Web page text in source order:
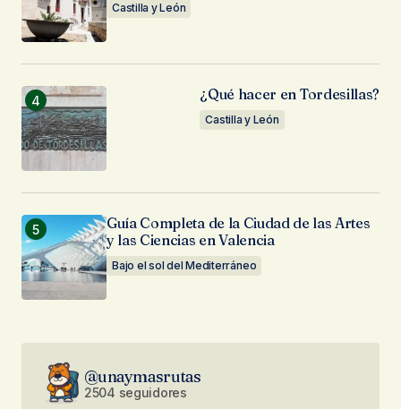
Castilla y León
¿Qué hacer en Tordesillas?
Castilla y León
Guía Completa de la Ciudad de las Artes
y las Ciencias en Valencia
Bajo el sol del Mediterráneo
@unaymasrutas
2504 seguidores